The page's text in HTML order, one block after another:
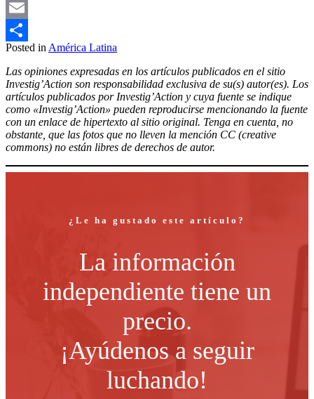
Mastodon
Email
Compartir
Posted in América Latina
Las opiniones expresadas en los artículos publicados en el sitio
Investig’Action son responsabilidad exclusiva de su(s) autor(es). Los
artículos publicados por Investig’Action y cuya fuente se indique
como «Investig’Action» pueden reproducirse mencionando la fuente
con un enlace de hipertexto al sitio original. Tenga en cuenta, no
obstante, que las fotos que no lleven la mención CC (creative
commons) no están libres de derechos de autor.
¿Le ha gustado este artículo?
La información
independiente tiene un
precio.
¡Ayúdenos a seguir
luchando!